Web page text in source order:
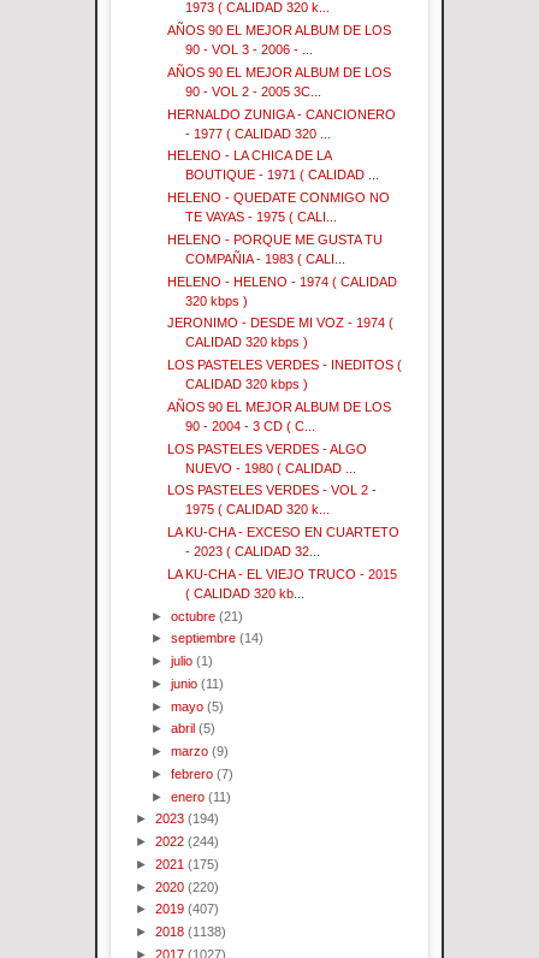
1973 ( CALIDAD 320 k...
AÑOS 90 EL MEJOR ALBUM DE LOS
90 - VOL 3 - 2006 - ...
AÑOS 90 EL MEJOR ALBUM DE LOS
90 - VOL 2 - 2005 3C...
HERNALDO ZUNIGA - CANCIONERO
- 1977 ( CALIDAD 320 ...
HELENO - LA CHICA DE LA
BOUTIQUE - 1971 ( CALIDAD ...
HELENO - QUEDATE CONMIGO NO
TE VAYAS - 1975 ( CALI...
HELENO - PORQUE ME GUSTA TU
COMPAÑIA - 1983 ( CALI...
HELENO - HELENO - 1974 ( CALIDAD
320 kbps )
JERONIMO - DESDE MI VOZ - 1974 (
CALIDAD 320 kbps )
LOS PASTELES VERDES - INEDITOS (
CALIDAD 320 kbps )
AÑOS 90 EL MEJOR ALBUM DE LOS
90 - 2004 - 3 CD ( C...
LOS PASTELES VERDES - ALGO
NUEVO - 1980 ( CALIDAD ...
LOS PASTELES VERDES - VOL 2 -
1975 ( CALIDAD 320 k...
LA KU-CHA - EXCESO EN CUARTETO
- 2023 ( CALIDAD 32...
LA KU-CHA - EL VIEJO TRUCO - 2015
( CALIDAD 320 kb...
►octubre (21)
►septiembre (14)
►julio (1)
►junio (11)
►mayo (5)
►abril (5)
►marzo (9)
►febrero (7)
►enero (11)
► 2023 (194)
► 2022 (244)
► 2021 (175)
► 2020 (220)
► 2019 (407)
► 2018 (1138)
► 2017 (1027)